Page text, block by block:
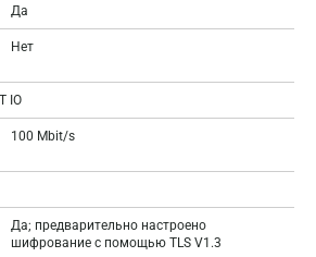
Да
Нет
IO
100 Mbit/s
Да; предварительно настроено
шифрование с помощью TLS V1.3